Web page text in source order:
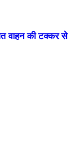
वाहन की टक्कर से